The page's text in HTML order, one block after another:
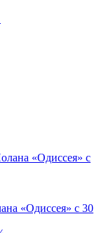
«Одиссея» с 30